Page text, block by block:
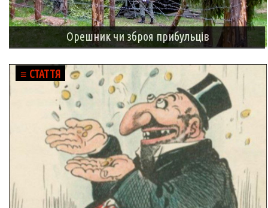
Орешник чи зброя прибульців
≡ СТАТТЯ